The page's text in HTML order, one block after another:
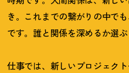
き。これまでの繋がりの中で
です。誰と関係を深めるか選
仕事では、新しいプロジェク